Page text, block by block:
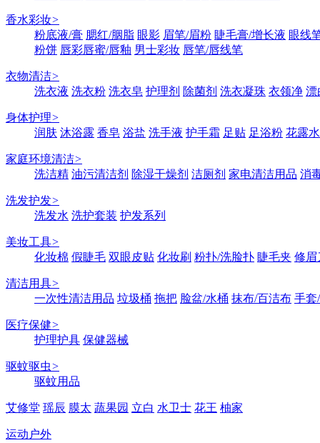
香水彩妆>
粉底液/膏 腮红/胭脂 眼影 眉笔/眉粉 睫毛膏/增长液 眼线
粉饼 唇彩唇蜜/唇釉 男士彩妆 唇笔/唇线笔
衣物清洁>
洗衣液 洗衣粉 洗衣皂 护理剂 除菌剂 洗衣凝珠 衣领净 漂
身体护理>
润肤 沐浴露 香皂 浴盐 洗手液 护手霜 足贴 足浴粉 花露水
家庭环境清洁>
洗洁精 油污清洁剂 除湿干燥剂 洁厕剂 家电清洁用品 消
洗发护发>
洗发水 洗护套装 护发系列
美妆工具>
化妆棉 假睫毛 双眼皮贴 化妆刷 粉扑/洗脸扑 睫毛夹 修眉
清洁用具>
一次性清洁用品 垃圾桶 拖把 脸盆/水桶 抹布/百洁布 手套
医疗保健>
护理护具 保健器械
驱蚊驱虫>
驱蚊用品
艾修堂 瑶辰 膜太 蔬果园 立白 水卫士 花王 柚家
运动户外